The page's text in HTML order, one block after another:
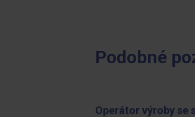
Podobné
Operátor výroby se